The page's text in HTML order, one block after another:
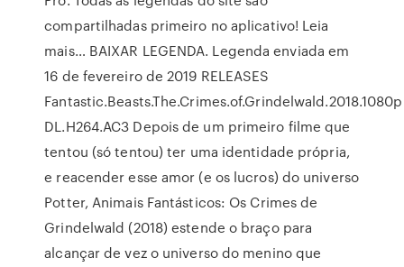
compartilhadas primeiro no aplicativo! Leia
mais… BAIXAR LEGENDA. Legenda enviada em
16 de fevereiro de 2019 RELEASES
DL.H264.AC3 Depois de um primeiro filme que
tentou (só tentou) ter uma identidade própria,
e reacender esse amor (e os lucros) do universo
Potter, Animais Fantásticos: Os Crimes de
Grindelwald (2018) estende o braço para
alcançar de vez o universo do menino que